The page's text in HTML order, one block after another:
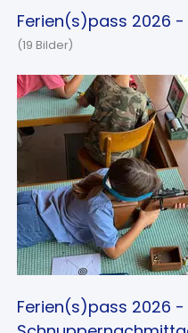
Ferien(s)pass 2026 -
(19 Bilder)
Ferien(s)pass 2026 -